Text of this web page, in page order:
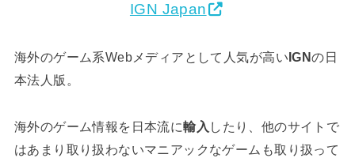
IGN Japan
海外のゲーム系Webメディアとして人気が高いIGNの日
本法人版。
海外のゲーム情報を日本流に輸入 したり、他のサイトで
はあまり取り扱わないマニアックなゲームも取り扱って